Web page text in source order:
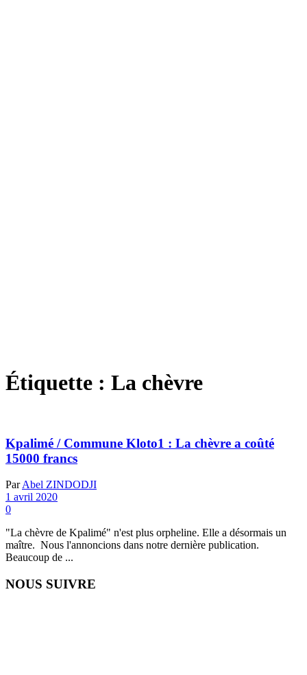
Étiquette : La chèvre
Kpalimé / Commune Kloto1 : La chèvre a coûté
15000 francs
Par Abel ZINDODJI
1 avril 2020
0
"La chèvre de Kpalimé" n'est plus orpheline. Elle a désormais un
maître. Nous l'annoncions dans notre dernière publication.
Beaucoup de ...
NOUS SUIVRE